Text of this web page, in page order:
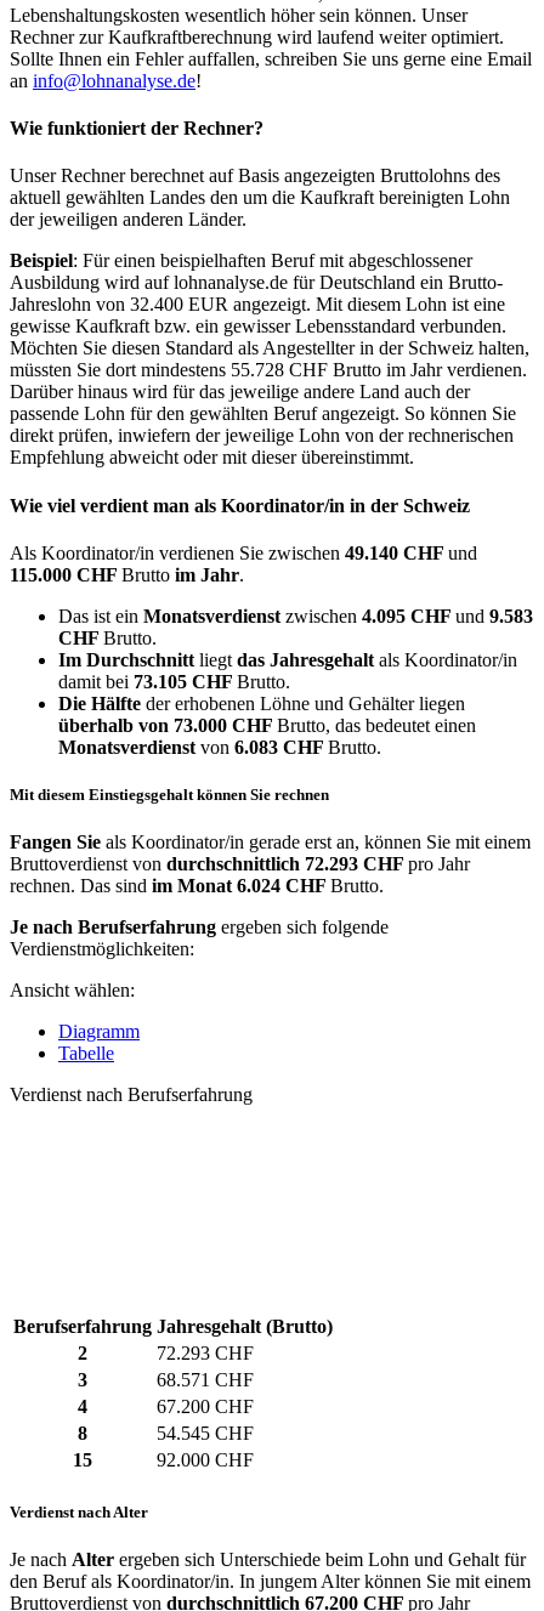
Lebenshaltungskosten wesentlich höher sein können. Unser
Rechner zur Kaufkraftberechnung wird laufend weiter optimiert.
Sollte Ihnen ein Fehler auffallen, schreiben Sie uns gerne eine Email
an info@lohnanalyse.de!
Wie funktioniert der Rechner?
Unser Rechner berechnet auf Basis angezeigten Bruttolohns des
aktuell gewählten Landes den um die Kaufkraft bereinigten Lohn
der jeweiligen anderen Länder.
Beispiel: Für einen beispielhaften Beruf mit abgeschlossener
Ausbildung wird auf lohnanalyse.de für Deutschland ein Brutto-
Jahreslohn von 32.400 EUR angezeigt. Mit diesem Lohn ist eine
gewisse Kaufkraft bzw. ein gewisser Lebensstandard verbunden.
Möchten Sie diesen Standard als Angestellter in der Schweiz halten,
müssten Sie dort mindestens 55.728 CHF Brutto im Jahr verdienen.
Darüber hinaus wird für das jeweilige andere Land auch der
passende Lohn für den gewählten Beruf angezeigt. So können Sie
direkt prüfen, inwiefern der jeweilige Lohn von der rechnerischen
Empfehlung abweicht oder mit dieser übereinstimmt.
Wie viel verdient man als Koordinator/in in der Schweiz
Als Koordinator/in verdienen Sie zwischen 49.140 CHF und
115.000 CHF Brutto im Jahr.
Das ist ein Monatsverdienst zwischen 4.095 CHF und 9.583
CHF Brutto.
Im Durchschnitt liegt das Jahresgehalt als Koordinator/in
damit bei 73.105 CHF Brutto.
Die Hälfte der erhobenen Löhne und Gehälter liegen
überhalb von 73.000 CHF Brutto, das bedeutet einen
Monatsverdienst von 6.083 CHF Brutto.
Mit diesem Einstiegsgehalt können Sie rechnen
Fangen Sie als Koordinator/in gerade erst an, können Sie mit einem
Bruttoverdienst von durchschnittlich 72.293 CHF pro Jahr
rechnen. Das sind im Monat 6.024 CHF Brutto.
Je nach Berufserfahrung ergeben sich folgende
Verdienstmöglichkeiten:
Ansicht wählen:
Diagramm
Tabelle
Verdienst nach Berufserfahrung
Berufserfahrung Jahresgehalt (Brutto)
2
72.293 CHF
3
68.571 CHF
4
67.200 CHF
8
54.545 CHF
15
92.000 CHF
Verdienst nach Alter
Je nach Alter ergeben sich Unterschiede beim Lohn und Gehalt für
den Beruf als Koordinator/in. In jungem Alter können Sie mit einem
Bruttoverdienst von durchschnittlich 67.200 CHF pro Jahr